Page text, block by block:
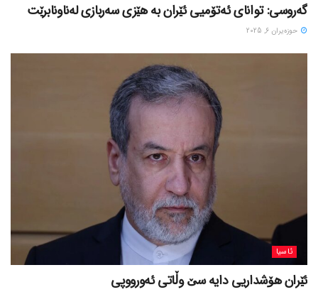
گەروسی: توانای ئەتۆمیی ئێران بە هێزی سەربازی لەناونابرێت
حوزه‌یران 6, 2025
ئاسیا
ئێران هۆشداریی دایە سێ وڵاتی ئەورووپی